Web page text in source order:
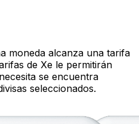
moneda alcanza una tarifa
de Xe le permitirán
se encuentra
seleccionados.